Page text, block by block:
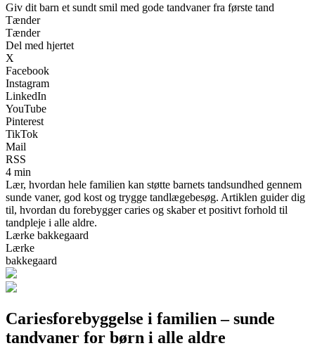
Giv dit barn et sundt smil med gode tandvaner fra første tand
Tænder
Tænder
Del med hjertet
X
Facebook
Instagram
LinkedIn
YouTube
Pinterest
TikTok
Mail
RSS
4 min
Lær, hvordan hele familien kan støtte barnets tandsundhed gennem
sunde vaner, god kost og trygge tandlægebesøg. Artiklen guider dig
til, hvordan du forebygger caries og skaber et positivt forhold til
tandpleje i alle aldre.
Lærke bakkegaard
Lærke
bakkegaard
Cariesforebyggelse i familien – sunde
tandvaner for børn i alle aldre